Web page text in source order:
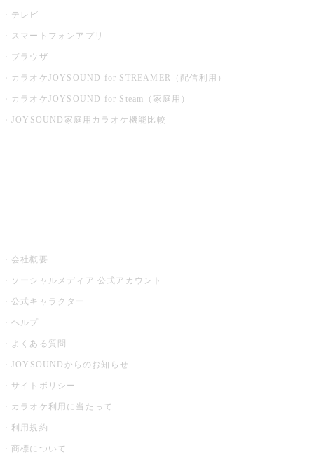
テレビ
スマートフォンアプリ
ブラウザ
カラオケJOYSOUND for STREAMER（配信利用）
カラオケJOYSOUND for Steam（家庭用）
JOYSOUND家庭用カラオケ機能比較
会社概要
ソーシャルメディア 公式アカウント
公式キャラクター
ヘルプ
よくある質問
JOYSOUNDからのお知らせ
サイトポリシー
カラオケ利用に当たって
利用規約
商標について